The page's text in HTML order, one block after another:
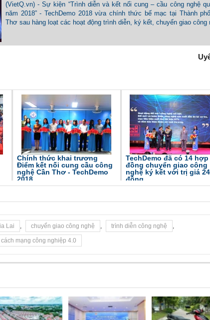
(VietQ.vn) - Sự kiện “Trình diễn và kết nối cung – cầu công nghệ
năm 2018” - TechDemo 2018 vừa chính thức bế mạc tại Thành
Thơ sau hàng loạt các hoạt động trình diễn, ký kết, chuyển giao công
Chính thức khai trương
Điểm kết nối cung cầu công
nghệ Cần Thơ - TechDemo
2018
TechDemo đã có 14 hợp
đồng chuyển giao công
nghệ ký kết với trị giá
đồng
Lai , chuyển giao công nghệ , trình diễn công nghệ ,
cách mạng công nghiệp 4.0